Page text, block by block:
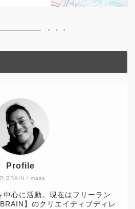
/ masa
Profile
心に活動。現在はフリーラン
】のクリエイティブディレ